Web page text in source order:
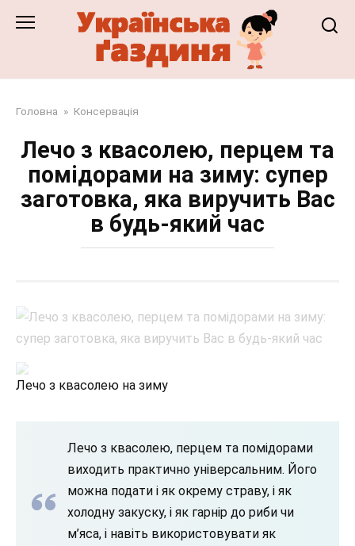
Головна » Консервація
Лечо з квасолею, перцем та
помідорами на зиму: супер
заготовка, яка виручить Вас
в будь-який час
Лечо з квасолею на зиму
Лечо з квасолею, перцем та помідорами
виходить практично універсальним. Його
можна подати і як окрему страву, і як
холодну закуску, і як гарнір до риби чи
м’яса, і навіть використовувати як